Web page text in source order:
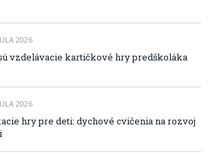
2026
vzdelávacie kartičkové hry predškoláka
2026
hry pre deti: dychové cvičenia na rozvoj